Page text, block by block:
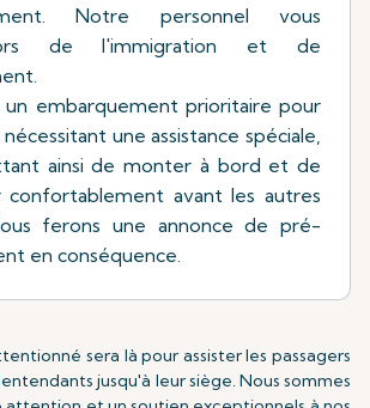
Notre personnel vous
de l'immigration et de
un embarquement prioritaire pour
nécessitant une assistance spéciale,
ainsi de monter à bord et de
confortablement avant les autres
ferons une annonce de pré-
en conséquence.
sera là pour assister les passagers
jusqu'à leur siège. Nous sommes